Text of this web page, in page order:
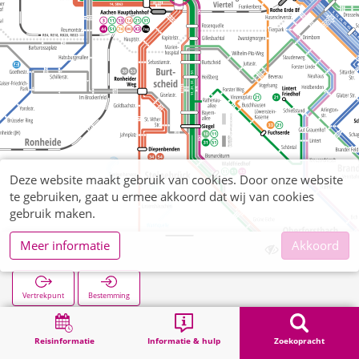
Reisinformatie Informatie & hulp Zoekopracht
Normaluhr
Vertrekpunt Bestemming
Zoekopracht
Deze website maakt gebruik van cookies. Door onze website
te gebruiken, gaat u ermee akkoord dat wij van cookies
gebruik maken.
Meer informatie
Akkoord